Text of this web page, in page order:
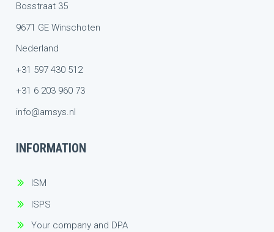
Bosstraat 35
9671 GE Winschoten
Nederland
+31 597 430 512
+31 6 203 960 73
info@amsys.nl
INFORMATION
ISM
ISPS
Your company and DPA